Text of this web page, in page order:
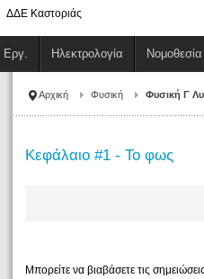
ΔΔΕ Καστοριάς
Εργ. Ηλεκτρολογία Νομοθεσία
Αρχική Φυσική Φυσική Γ
Κεφάλαιο #1 - Το φως
Μπορείτε να βιαβάσετε τις